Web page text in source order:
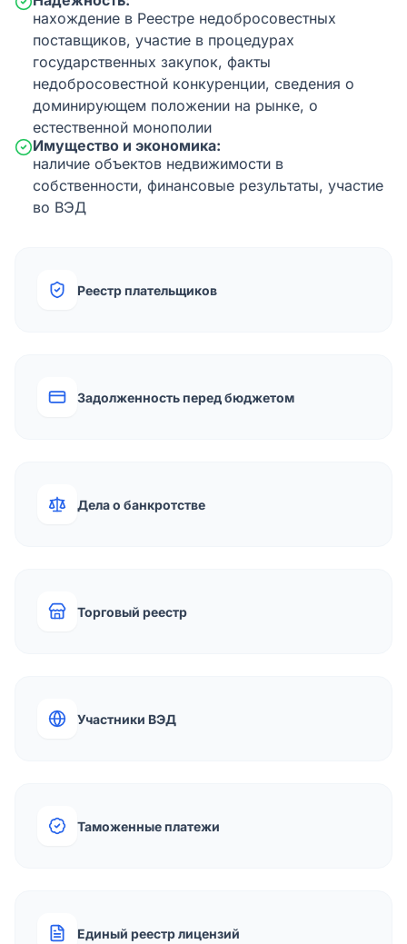
нахождение в Реестре недобросовестных
поставщиков, участие в процедурах
государственных закупок, факты
недобросовестной конкуренции, сведения о
доминирующем положении на рынке, о
естественной монополии
Имущество и экономика:
наличие объектов недвижимости в
собственности, финансовые результаты, участие
во ВЭД
Реестр плательщиков
Задолженность перед бюджетом
Дела о банкротстве
Торговый реестр
Участники ВЭД
Таможенные платежи
Единый реестр лицензий